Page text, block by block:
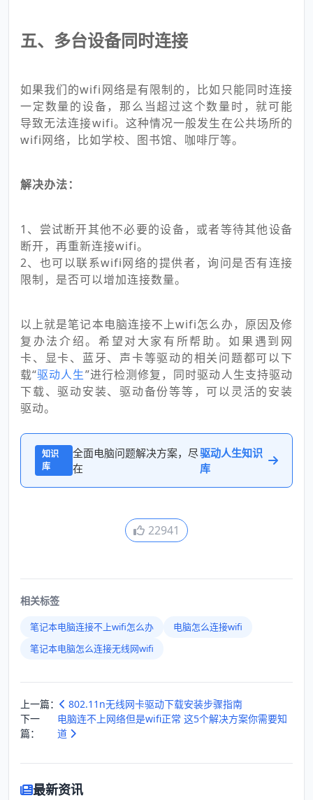
五、多台设备同时连接
如果我们的wifi网络是有限制的，比如只能同时连接
一定数量的设备，那么当超过这个数量时，就可能
导致无法连接wifi。这种情况一般发生在公共场所的
wifi网络，比如学校、图书馆、咖啡厅等。
解决办法：
1、尝试断开其他不必要的设备，或者等待其他设备
断开，再重新连接wifi。
2、也可以联系wifi网络的提供者，询问是否有连接
限制，是否可以增加连接数量。
以上就是笔记本电脑连接不上wifi怎么办，原因及修
复办法介绍。希望对大家有所帮助。如果遇到网
卡、显卡、蓝牙、声卡等驱动的相关问题都可以下
载“驱动人生”进行检测修复，同时驱动人生支持驱动
下载、驱动安装、驱动备份等等，可以灵活的安装
驱动。
知识
库
全面电脑问题解决方案，尽
在
驱动人生知识
库
22941
相关标签
笔记本电脑连接不上wifi怎么办
电脑怎么连接wifi
笔记本电脑怎么连接无线网wifi
上一篇：
802.11n无线网卡驱动下载安装步骤指南
下一
篇：
电脑连不上网络但是wifi正常 这5个解决方案你需要知
道
最新资讯